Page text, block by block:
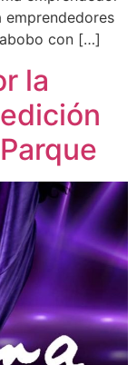
emprendedores
con […]
la